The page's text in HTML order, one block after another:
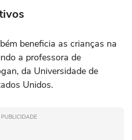
beneficia as crianças na
a professora de
da Universidade de
Unidos.
PUBLICIDADE